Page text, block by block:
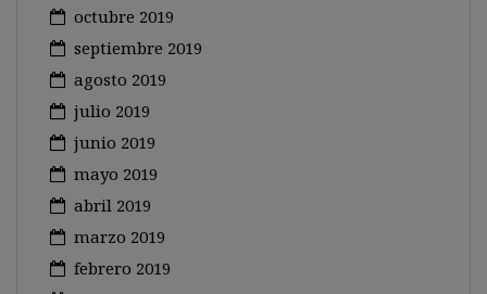
octubre 2019
septiembre 2019
agosto 2019
julio 2019
junio 2019
mayo 2019
abril 2019
marzo 2019
febrero 2019